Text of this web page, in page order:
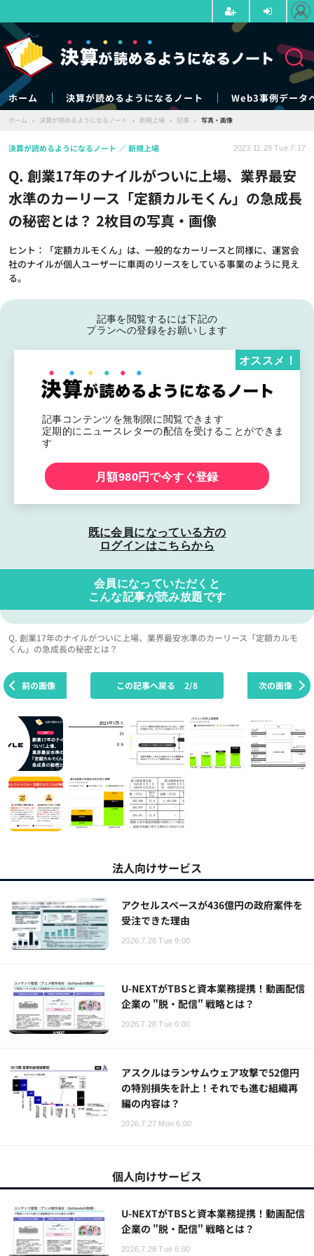
ホーム 決算が読めるようになるノート Web3事例データ
ホーム › 決算が読めるようになるノート › 新規上場 › 記事 › 写真・画像
Q. 創業17年のナイルがついに上場、業界最安
水準のカーリース「定額カルモくん」の急成長
の秘密とは？ 2枚目の写真・画像
ヒント：「定額カルモくん」は、一般的なカーリースと同様に、運営会
社のナイルが個人ユーザーに車両のリースをしている事業のように見え
る。
決算が読めるようになるノート 新規上場 2023.11.28 Tue 7:17
記事を閲覧するには下記の
プランへの登録をお願いします
記事コンテンツを無制限に閲覧できます
定期的にニュースレターの配信を受けることができま
す
オススメ！
月額980円で今すぐ登録
既に会員になっている方の
ログインはこちらから
会員になっていただくと
こんな記事が読み放題です
Q. 創業17年のナイルがついに上場、業界最安水準のカーリース「定額カルモ
くん」の急成長の秘密とは？
前の画像 次の画像
この記事へ戻る 2/8
法人向けサービス
アクセルスペースが436億円の政府案件を
受注できた理由
2026.7.28 Tue 9:00
U-NEXTがTBSと資本業務提携！動画配信
企業の "脱・配信" 戦略とは？
2026.7.28 Tue 6:00
アスクルはランサムウェア攻撃で52億円
の特別損失を計上！それでも進む組織再
編の内容は？
2026.7.27 Mon 6:00
個人向けサービス
U-NEXTがTBSと資本業務提携！動画配信
企業の "脱・配信" 戦略とは？
2026.7.28 Tue 6:00